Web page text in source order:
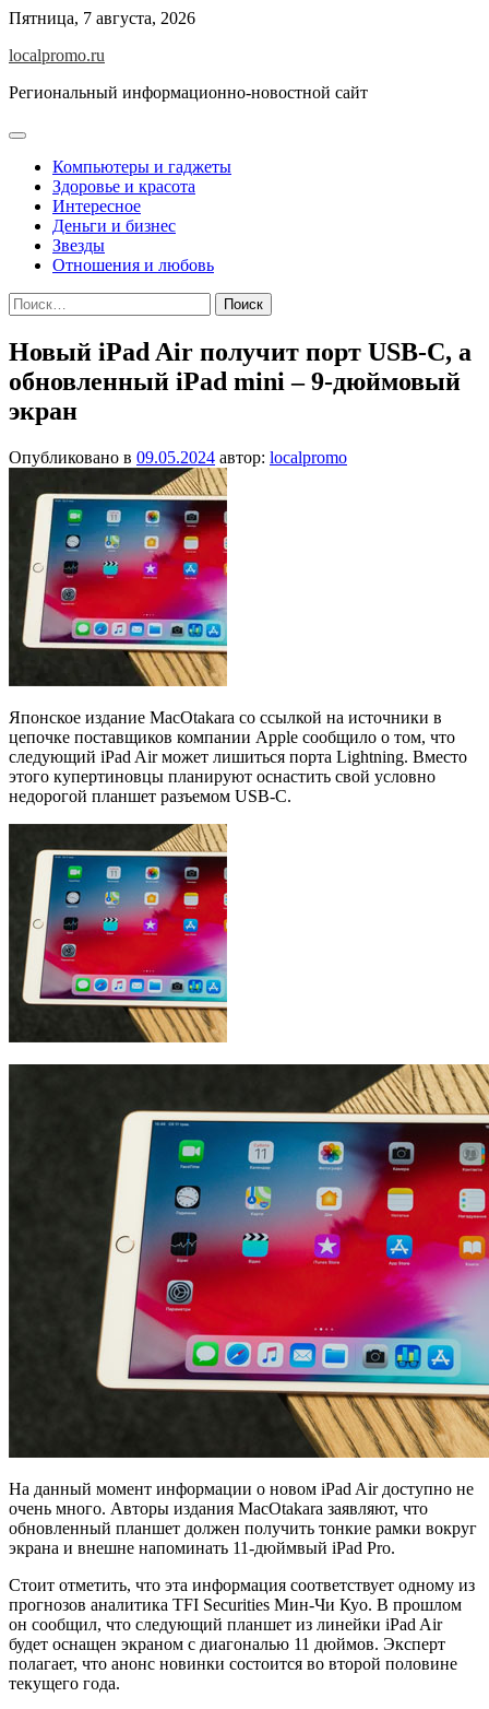
Перейти
содержимому
Пятница, 7 августа, 2026
localpromo.ru
Региональный информационно-новостной сайт
Компьютеры и гаджеты
Здоровье и красота
Интересное
Деньги и бизнес
Звезды
Отношения и любовь
Найти:
Новый iPad Air получит порт USB-C, а
обновленный iPad mini – 9-дюймовый
экран
Опубликовано в 09.05.2024 автор: localpromo
Японское издание MacOtakara со ссылкой на источники в
цепочке поставщиков компании Apple сообщило о том, что
следующий iPad Air может лишиться порта Lightning. Вместо
этого купертиновцы планируют оснастить свой условно
недорогой планшет разъемом USB-C.
На данный момент информации о новом iPad Air доступно не
очень много. Авторы издания MacOtakara заявляют, что
обновленный планшет должен получить тонкие рамки вокруг
экрана и внешне напоминать 11-дюймвый iPad Pro.
Стоит отметить, что эта информация соответствует одному из
прогнозов аналитика TFI Securities Мин-Чи Куо. В прошлом
он сообщил, что следующий планшет из линейки iPad Air
будет оснащен экраном с диагональю 11 дюймов. Эксперт
полагает, что анонс новинки состоится во второй половине
текущего года.